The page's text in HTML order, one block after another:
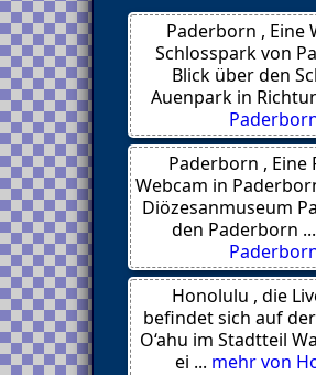
Bad
Paderborn , Eine
Schlosspark von
Blick über den
Auenpark in
Paderborn , Eine
Webcam in
Diözesanmuseum
den Paderborn ...
Honolulu , die
befindet sich auf
O‘ahu im Stadtteil
ei ... mehr von